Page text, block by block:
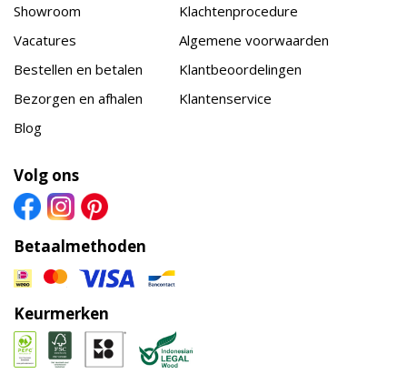
Showroom
Vacatures
Bestellen en betalen
Bezorgen en afhalen
Blog
Klachtenprocedure
Algemene voorwaarden
Klantbeoordelingen
Klantenservice
Volg ons
Betaalmethoden
Keurmerken